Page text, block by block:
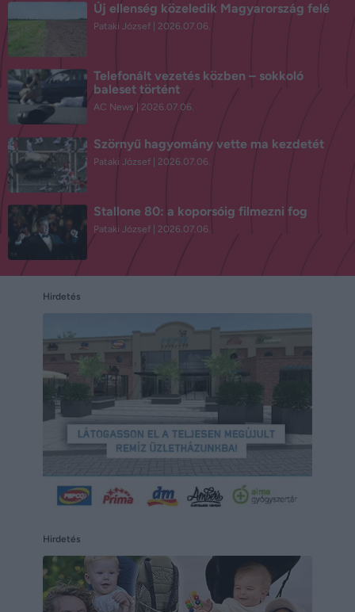
Új ellenség közeledik Magyarország felé
Pataki József 2026.07.06.
Telefonált vezetés közben – sokkoló
baleset történt
AC News 2026.07.06.
Szörnyű hagyomány vette ma kezdetét
Pataki József 2026.07.06.
Stallone 80: a koporsóig filmezni fog
Pataki József 2026.07.06.
Hirdetés
Hirdetés